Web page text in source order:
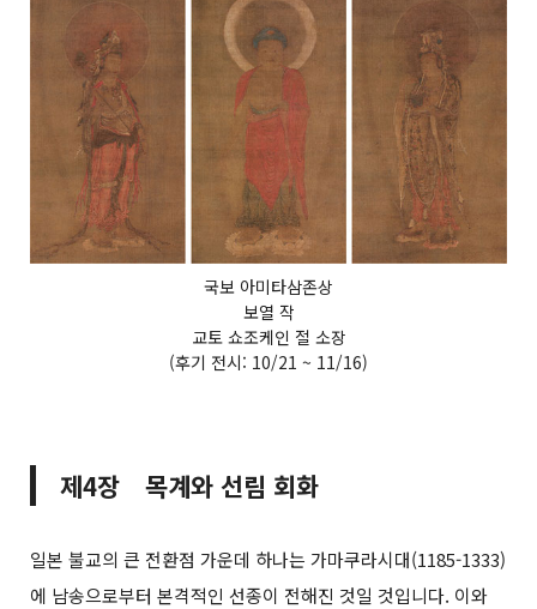
국보 아미타삼존상
보열 작
교토 쇼조케인 절 소장
(후기 전시: 10/21 ~ 11/16)
제4장 목계와 선림 회화
일본 불교의 큰 전환점 가운데 하나는 가마쿠라시대(1185-1333)
에 남송으로부터 본격적인 선종이 전해진 것일 것입니다. 이와